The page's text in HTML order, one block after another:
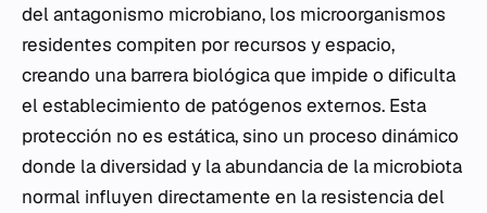
del antagonismo microbiano, los microorganismos
residentes compiten por recursos y espacio,
creando una barrera biológica que impide o dificulta
el establecimiento de patógenos externos. Esta
protección no es estática, sino un proceso dinámico
donde la diversidad y la abundancia de la microbiota
normal influyen directamente en la resistencia del